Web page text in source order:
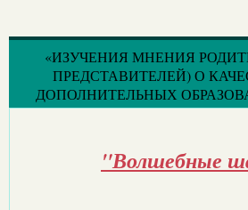
«ИЗУЧЕНИЯ МНЕНИЯ
ПРЕДСТАВИТЕЛЕЙ) О
ДОПОЛНИТЕЛЬНЫХ
"Волшебные